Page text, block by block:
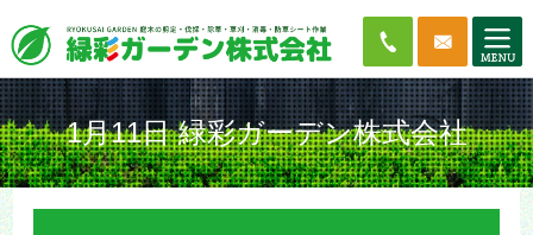
1月11日 緑彩ガーデン株式会社